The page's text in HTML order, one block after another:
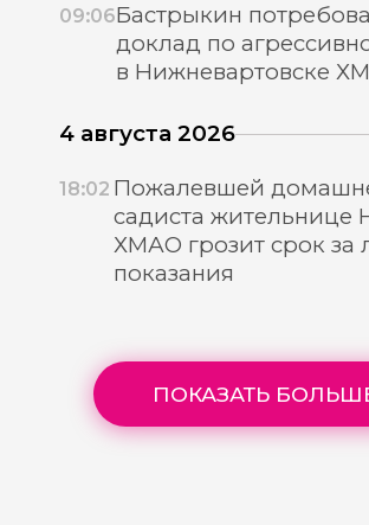
09:06Бастрыкин
доклад по
в Нижневартовске
4 августа 2026
18:02 Пожалевшей
садиста жительнице
ХМАО грозит срок за
показания
ПОКАЗАТЬ